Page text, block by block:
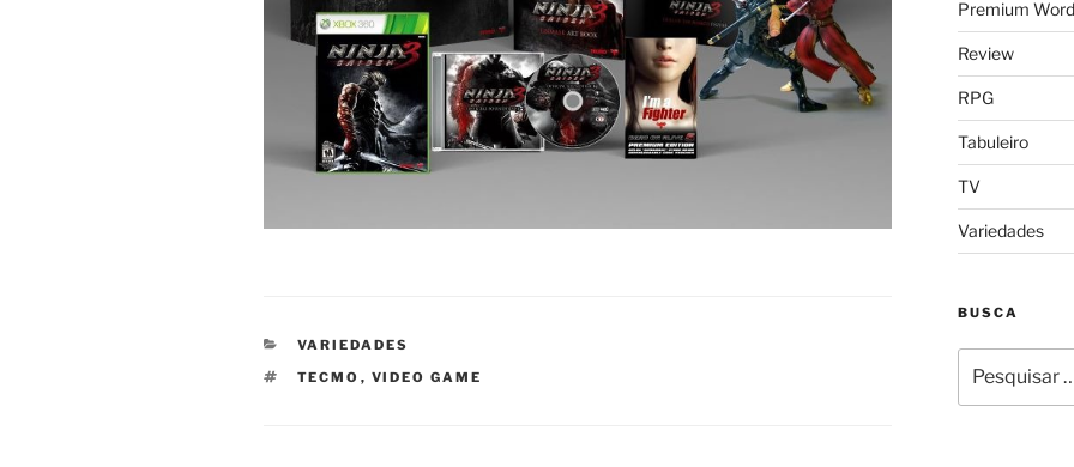
CATEGORIAS
VARIEDADES
TAGS
TECMO , VIDEO GAME
Premium
Review
RPG
Tabuleiro
TV
Variedades
BUSCA
por: